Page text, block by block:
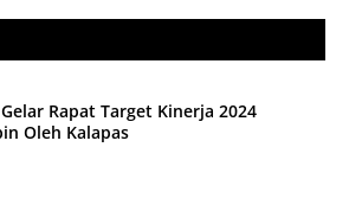
Gelar Rapat Target Kinerja 2024
Oleh Kalapas